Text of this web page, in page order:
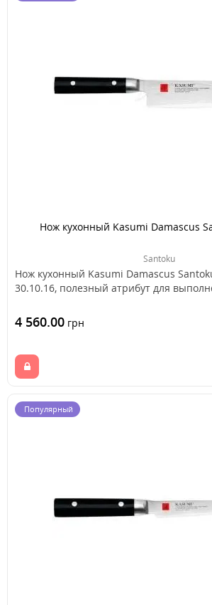
Нож кухонный Kasumi Damascus
Santoku
Нож кухонный Kasumi Damascus
30.10.16, полезный атрибут для
4 560.00 грн
Популярный